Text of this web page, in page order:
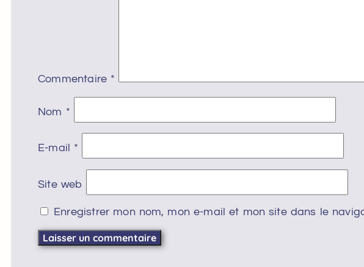
Commentaire *
Nom *
E-mail *
Site web
Enregistrer mon nom, mon e-mail et mon site dans le